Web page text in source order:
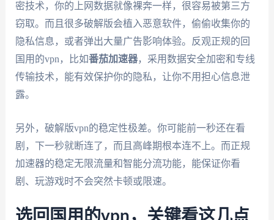
密技术，你的上网数据就像裸奔一样，很容易被第三方
窃取。而且很多破解版会植入恶意软件，偷偷收集你的
隐私信息，或者弹出大量广告影响体验。反观正规的回
国用的vpn，比如番茄加速器，采用数据安全加密和专线
传输技术，能有效保护你的隐私，让你不用担心信息泄
露。
另外，破解版vpn的稳定性极差。你可能前一秒还在看
剧，下一秒就断连了，而且高峰期根本连不上。而正规
加速器的稳定无限流量和智能分流功能，能保证你看
剧、玩游戏时不会突然卡顿或限速。
选回国用的vpn，关键看这几点